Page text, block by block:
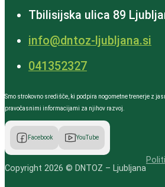
Tbilisijska ulica 89
info@dntoz-ljubljana.si
‭041352327‬
Smo strokovno središče, ki podpira nogometne trenerje z
pravočasnimi informacijami za njihov razvoj.
Facebook YouTube
Copyright 2026 © DNTOZ – Ljubljana